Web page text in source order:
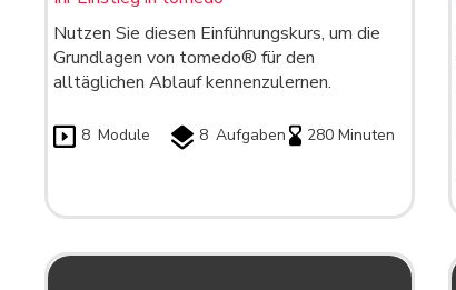
Nutzen Sie diesen Einführungskurs, um die
Grundlagen von tomedo® für den
alltäglichen Ablauf kennenzulernen.
8 Module 8 Aufgaben 280 Minuten